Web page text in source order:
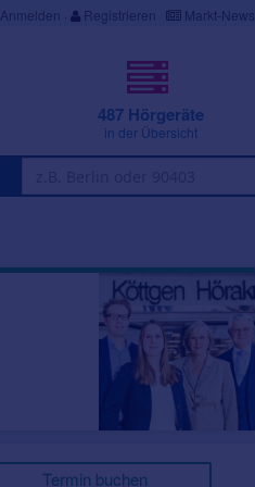
Anmelden · Registrieren Markt-News
487 Hörgeräte
in der Übersicht
Termin buchen